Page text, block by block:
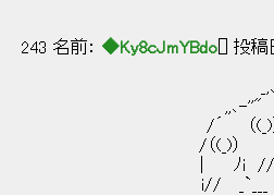
:.:.:＼ :.:.|
243 名前： ◆Ky8cJmYBdo [] 投
_,､_
,,､-''"
/´ （(_)） iﾄ
/（(_)） |｀i!〕 第一
| ﾉi /// .|
i// _`___ ﾉ ﾍi;! ロ